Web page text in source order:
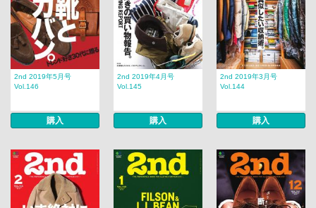
2nd 2019年5月号
Vol.146
購入
2nd 2019年4月号
Vol.145
購入
2nd 2019年3月号
Vol.144
購入